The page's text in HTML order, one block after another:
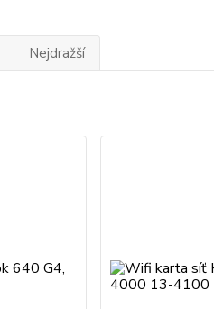
Nejdražší